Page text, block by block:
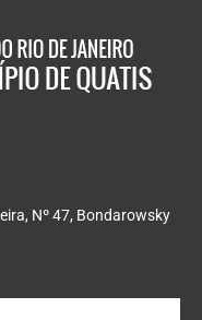
Nº 47, Bondarowsky